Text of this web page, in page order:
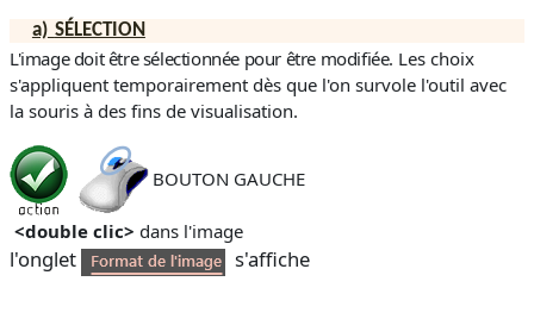
a) SÉLECTION
L'image doit être sélectionnée pour être modifiée. Les choix
s'appliquent temporairement dès que l'on survole l'outil avec
la souris à des fins de visualisation.
BOUTON GAUCHE
<double clic> dans l'image
l'onglet s'affiche